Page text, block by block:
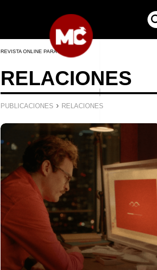
REVISTA ONLINE PARA HOMBRES
RELACIONES
PUBLICACIONES › RELACIONES